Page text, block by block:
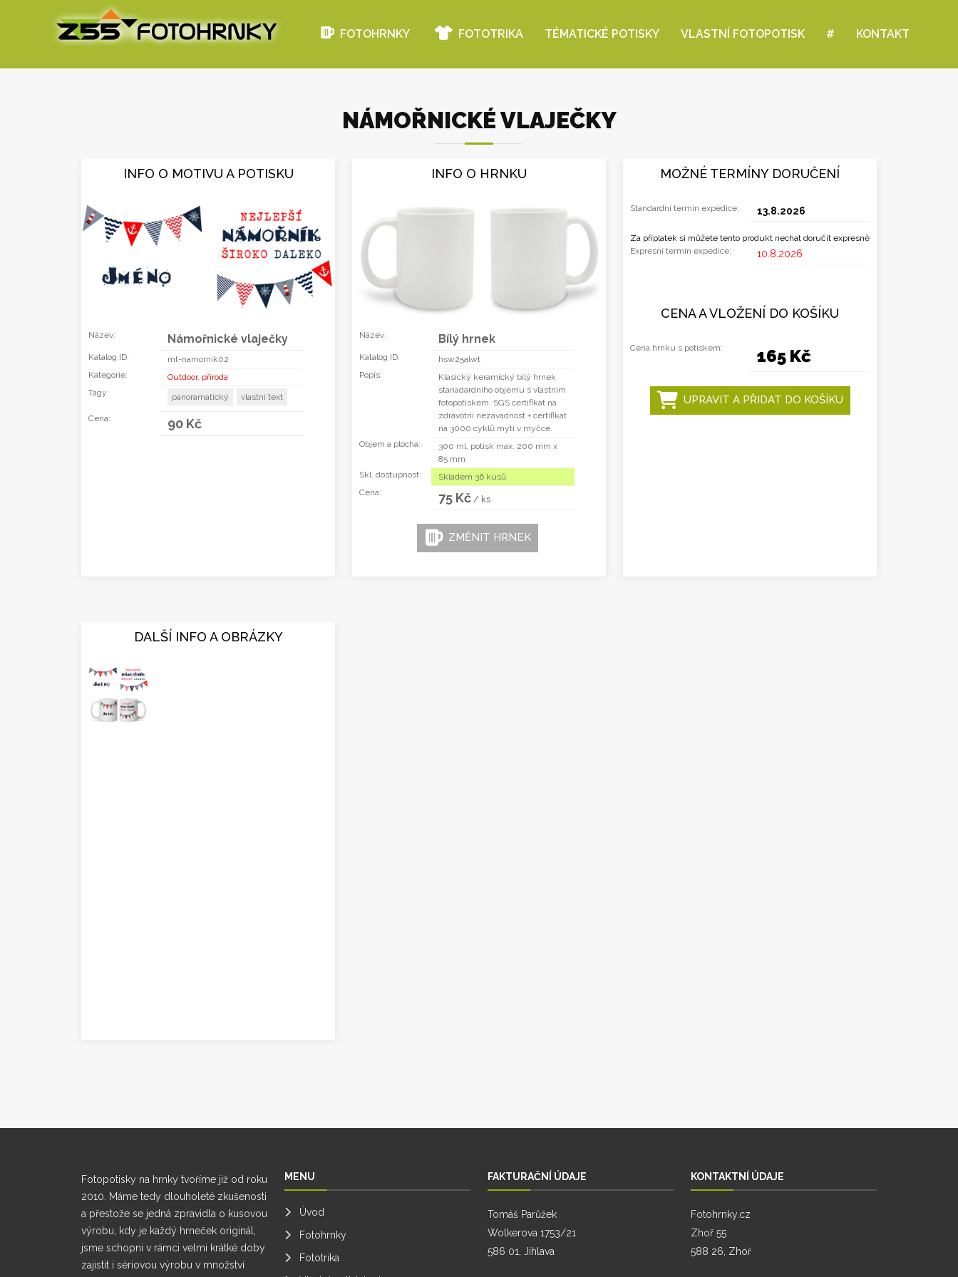
FOTOHRNKY FOTOTRIKA TÉMATICKÉ POTISKY VLASTNÍ FOTOPOTISK # KONTAKT
NÁMOŘNICKÉ VLAJEČKY
INFO O MOTIVU A POTISKU
Název: Námořnické vlaječky
Katalog ID:
mt-namornik02
Kategorie:
Outdoor, příroda
Tagy:
panoramatický vlastní text
Cena: 90 Kč
INFO O HRNKU
Název: Bílý hrnek
Katalog ID:
hsw25alwt
Popis:
Klasický keramický bílý hrnek
stanadardního objemu s vlastním
fotopotiskem. SGS certifikát na
zdravotní nezávadnost + certifikát
na 3000 cyklů mytí v myčce.
Objem a plocha:
300 ml, potisk max. 200 mm x
85 mm
Skl. dostupnost:
Skladem 36 kusů
Cena:
75 Kč/ ks
ZMĚNIT HRNEK
MOŽNÉ TERMÍNY DORUČENÍ
Standardní termín expedice: 13.8.2026
Za příplatek si můžete tento produkt nechat doručit expresně
Expresní termín expedice:
10.8.2026
CENA A VLOŽENÍ DO KOŠÍKU
Cena hrnku s potiskem: 165 Kč
UPRAVIT A PŘIDAT DO KOŠÍKU
DALŠÍ INFO A OBRÁZKY
Fotopotisky na hrnky tvoříme již od roku
2010. Máme tedy dlouholeté zkušenosti
a přestože se jedná zpravidla o kusovou
výrobu, kdy je každý hrneček originál,
jsme schopni v rámci velmi krátké doby
zajistit i sériovou výrobu v množství
MENU
Úvod
Fotohrnky
Fototrika
FAKTURAČNÍ ÚDAJE
Tomáš Parůžek
Wolkerova 1753/21
586 01, Jihlava
KONTAKTNÍ ÚDAJE
Fotohrnky.cz
Zhoř 55
588 26, Zhoř